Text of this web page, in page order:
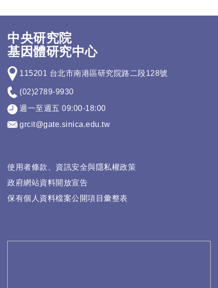
中央研究院
基因體研究中心
115201 台北市南港區研究院路二段128號
(02)2789-9930
週一至週五 09:00-18:00
grcit@gate.sinica.edu.tw
使用者條款、資訊安全與隱私權政策
政府網站資料開放宣告
保有個人資料檔案公開項目彙整表